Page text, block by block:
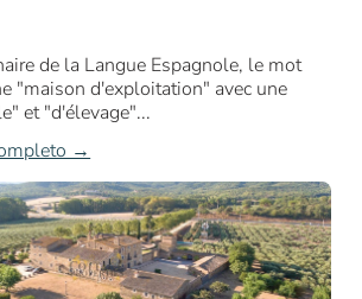
de la Langue Espagnole, le mot
"maison d'exploitation" avec une
et "d'élevage"...
→